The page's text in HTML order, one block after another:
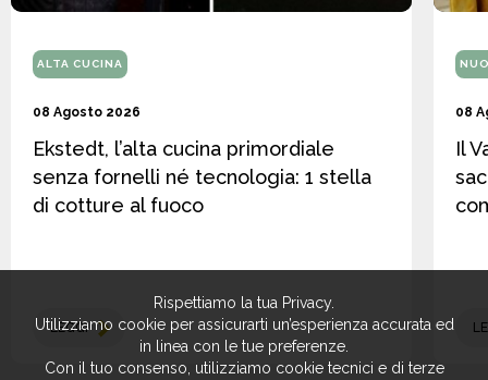
ALTA CUCINA
08 Agosto 2026
Ekstedt, l’alta cucina primordiale
senza fornelli né tecnologia: 1 stella
di cotture al fuoco
LEGGI
08
Il
Rispettiamo la tua Privacy.
Utilizziamo cookie per assicurarti un’esperienza accurata ed
in linea con le tue preferenze.
Con il tuo consenso, utilizziamo cookie tecnici e di terze